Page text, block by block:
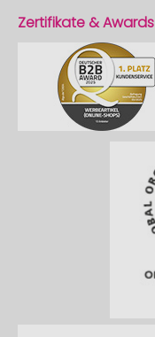
Zertifikate & Awards